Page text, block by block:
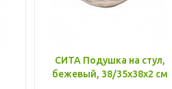
СИТА Подушка на стул,
бежевый, 38/35x38x2 см